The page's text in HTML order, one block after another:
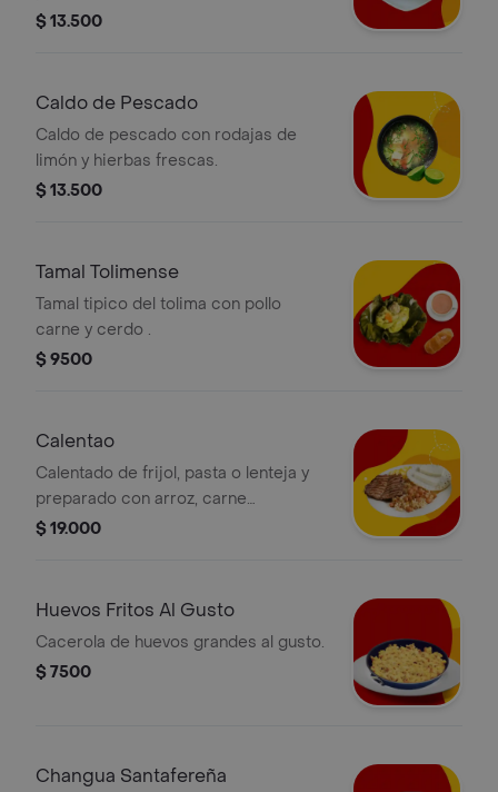
$ 13.500
Caldo de Pescado
Caldo de pescado con rodajas de
limón y hierbas frescas.
$ 13.500
Tamal Tolimense
Tamal tipico del tolima con pollo
carne y cerdo .
$ 9500
Calentao
Calentado de frijol, pasta o lenteja y
preparado con arroz, carne
desmechada, salsa de la casa, huevo
$ 19.000
Huevos Fritos Al Gusto
Cacerola de huevos grandes al gusto.
$ 7500
Changua Santafereña